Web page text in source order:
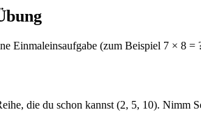
Einmaleinsaufgabe (zum Beispiel 7 × 8
die du schon kannst (2, 5, 10).